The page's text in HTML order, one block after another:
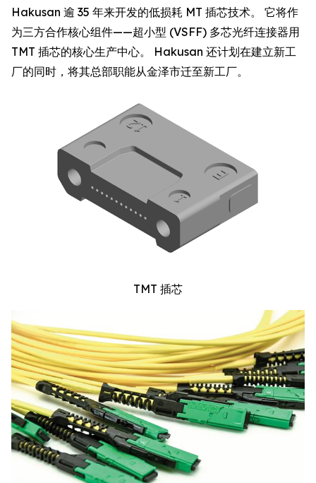
Hakusan 逾 35 年来开发的低损耗 MT 插芯技术。 它将作
为三方合作核心组件——超小型 (VSFF) 多芯光纤连接器用
TMT 插芯的核心生产中心。 Hakusan 还计划在建立新工
厂的同时，将其总部职能从金泽市迁至新工厂。
TMT 插芯